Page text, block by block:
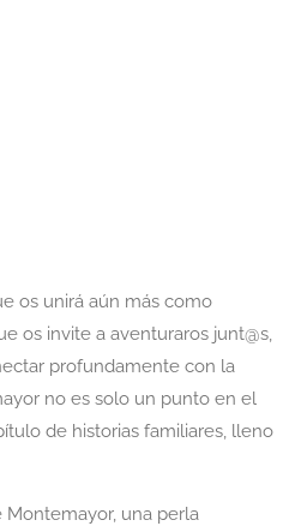
os unirá aún más como
os invite a aventuraros junt@s,
profundamente con la
no es solo un punto en el
de historias familiares, lleno
una perla